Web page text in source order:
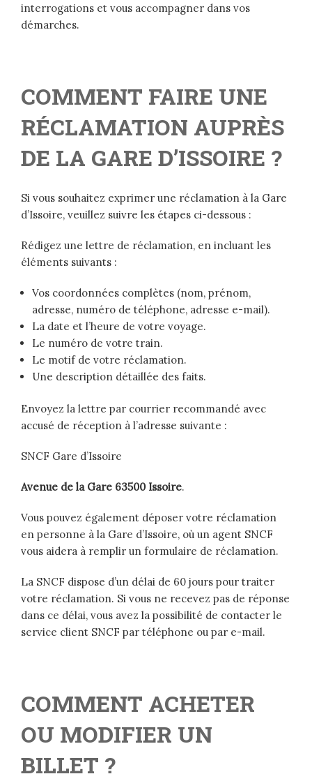
interrogations et vous accompagner dans vos
démarches.
COMMENT FAIRE UNE
RÉCLAMATION AUPRÈS
DE LA GARE D’ISSOIRE ?
Si vous souhaitez exprimer une réclamation à la Gare
d’Issoire, veuillez suivre les étapes ci-dessous :
Rédigez une lettre de réclamation, en incluant les
éléments suivants :
Vos coordonnées complètes (nom, prénom,
adresse, numéro de téléphone, adresse e-mail).
La date et l’heure de votre voyage.
Le numéro de votre train.
Le motif de votre réclamation.
Une description détaillée des faits.
Envoyez la lettre par courrier recommandé avec
accusé de réception à l’adresse suivante :
SNCF Gare d’Issoire
Avenue de la Gare 63500 Issoire.
Vous pouvez également déposer votre réclamation
en personne à la Gare d’Issoire, où un agent SNCF
vous aidera à remplir un formulaire de réclamation.
La SNCF dispose d’un délai de 60 jours pour traiter
votre réclamation. Si vous ne recevez pas de réponse
dans ce délai, vous avez la possibilité de contacter le
service client SNCF par téléphone ou par e-mail.
COMMENT ACHETER
OU MODIFIER UN
BILLET ?